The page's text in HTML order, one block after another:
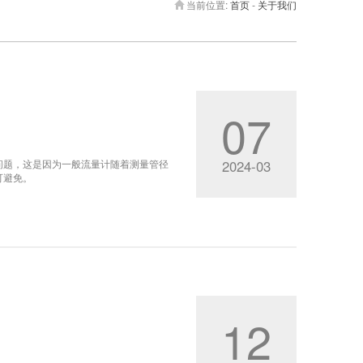
当前位置:首页- 关于我们
，这是因为一般流量计随着测量管径
免。
07
2024-03
12